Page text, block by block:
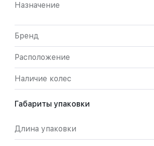
Назначение
Бренд
Расположение
Наличие колес
Габариты упаковки
Длина упаковки